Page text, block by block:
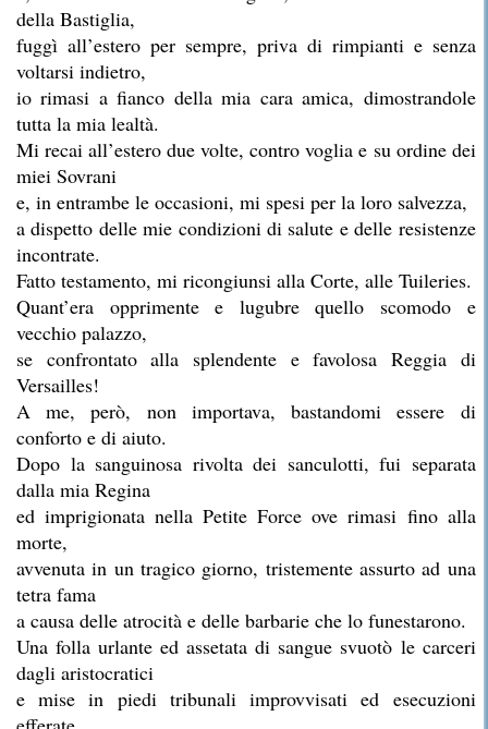
della Bastiglia,
fuggì all’estero per sempre, priva di rimpianti e senza
voltarsi indietro,
io rimasi a fianco della mia cara amica, dimostrandole
tutta la mia lealtà.
Mi recai all’estero due volte, contro voglia e su ordine dei
miei Sovrani
e, in entrambe le occasioni, mi spesi per la loro salvezza,
a dispetto delle mie condizioni di salute e delle resistenze
incontrate.
Fatto testamento, mi ricongiunsi alla Corte, alle Tuileries.
Quant’era opprimente e lugubre quello scomodo e
vecchio palazzo,
se confrontato alla splendente e favolosa Reggia di
Versailles!
A me, però, non importava, bastandomi essere di
conforto e di aiuto.
Dopo la sanguinosa rivolta dei sanculotti, fui separata
dalla mia Regina
ed imprigionata nella Petite Force ove rimasi fino alla
morte,
avvenuta in un tragico giorno, tristemente assurto ad una
tetra fama
a causa delle atrocità e delle barbarie che lo funestarono.
Una folla urlante ed assetata di sangue svuotò le carceri
dagli aristocratici
e mise in piedi tribunali improvvisati ed esecuzioni